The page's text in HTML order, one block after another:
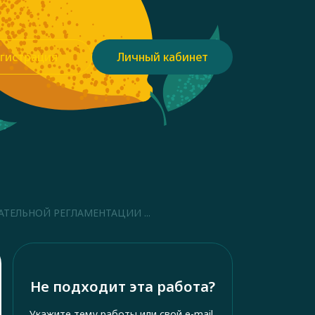
Личный кабинет
РЕГЛАМЕНТАЦИИ ...
Не подходит эта работа?